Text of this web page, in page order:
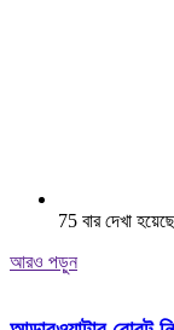
75 বার দেখা হয়েছে
আরও পড়ুন